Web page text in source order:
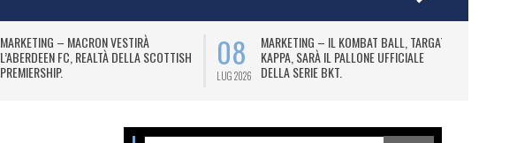
MARKETING – MACRON VESTIRÀ
L’ABERDEEN FC, REALTÀ DELLA SCOTTISH
PREMIERSHIP.
08
LUG 2026
MARKETING – IL KOMBAT BALL, TARGATO
KAPPA, SARÀ IL PALLONE UFFICIALE
DELLA SERIE BKT.